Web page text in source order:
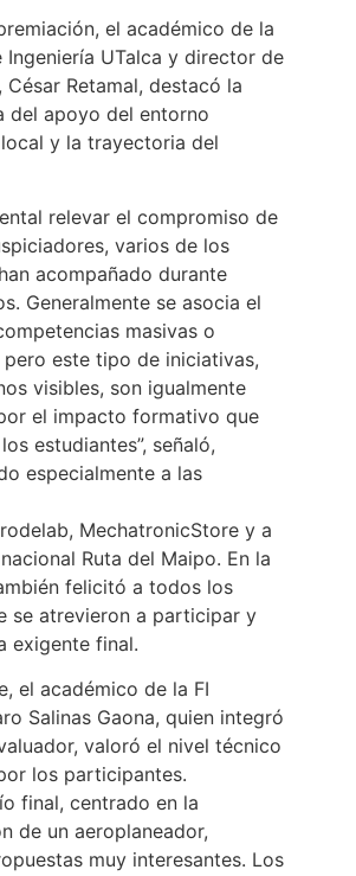
el académico de la
Ingeniería UTalca y director de
César Retamal, destacó la
del apoyo del entorno
y la trayectoria del
relevar el compromiso de
varios de los
acompañado durante
Generalmente se asocia el
masivas o
este tipo de iniciativas,
visibles, son igualmente
el impacto formativo que
estudiantes”, señaló,
especialmente a las
MechatronicStore y a
Ruta del Maipo. En la
felicitó a todos los
se atrevieron a participar y
exigente final.
el académico de la FI
Salinas Gaona, quien integró
valoró el nivel técnico
los participantes.
final, centrado en la
de un aeroplaneador,
muy interesantes. Los